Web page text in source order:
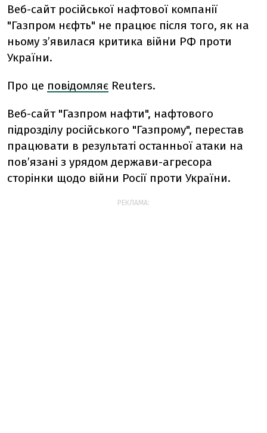
Веб-сайт російської нафтової компанії
"Газпром нєфть" не працює після того, як на
ньому з’явилася критика війни РФ проти
України.
Про це повідомляє Reuters.
Веб-сайт "Газпром нафти", нафтового
підрозділу російського "Газпрому", перестав
працювати в результаті останньої атаки на
пов’язані з урядом держави-агресора
сторінки щодо війни Росії проти України.
РЕКЛАМА: